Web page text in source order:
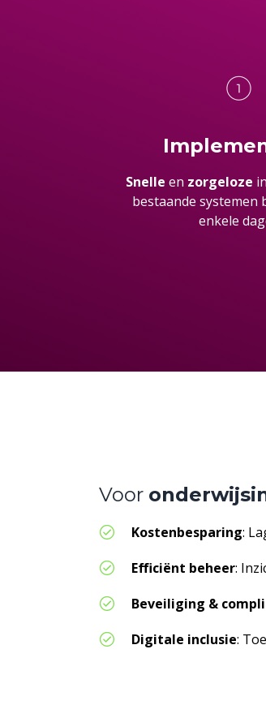
Snelle en zorgeloze
bestaande systemen
enkele
Voor
Kostenbesparing:
Efficiënt beheer:
Beveiliging &
Digitale inclusie: